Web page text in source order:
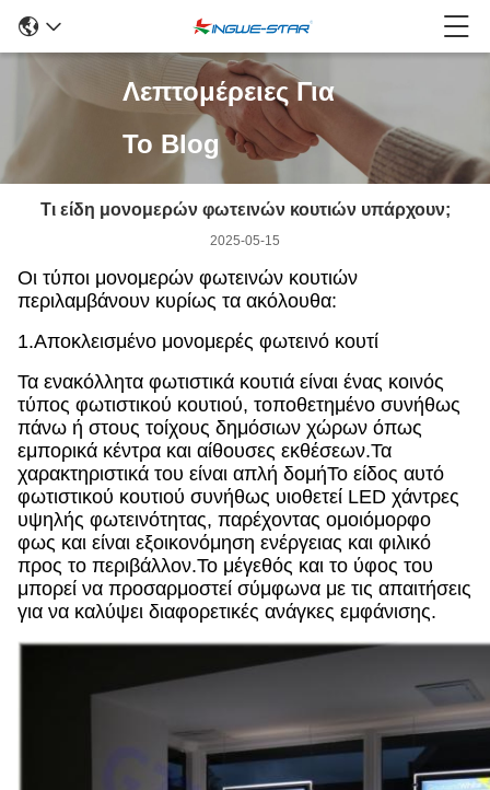
Λεπτομέρειες Για
Το Blog
Τι είδη μονομερών φωτεινών κουτιών υπάρχουν;
2025-05-15
Οι τύποι μονομερών φωτεινών κουτιών
περιλαμβάνουν κυρίως τα ακόλουθα:
1.Αποκλεισμένο μονομερές φωτεινό κουτί
Τα ενακόλλητα φωτιστικά κουτιά είναι ένας κοινός
τύπος φωτιστικού κουτιού, τοποθετημένο συνήθως
πάνω ή στους τοίχους δημόσιων χώρων όπως
εμπορικά κέντρα και αίθουσες εκθέσεων.Τα
χαρακτηριστικά του είναι απλή δομήΤο είδος αυτό
φωτιστικού κουτιού συνήθως υιοθετεί LED χάντρες
υψηλής φωτεινότητας, παρέχοντας ομοιόμορφο
φως και είναι εξοικονόμηση ενέργειας και φιλικό
προς το περιβάλλον.Το μέγεθός και το ύφος του
μπορεί να προσαρμοστεί σύμφωνα με τις απαιτήσεις
για να καλύψει διαφορετικές ανάγκες εμφάνισης.